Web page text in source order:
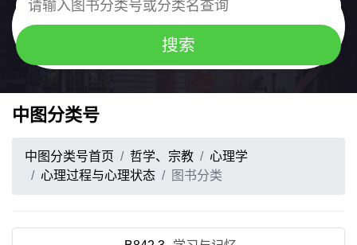
中图分类号
中图分类号首页 哲学、宗教
心理学
心理过程与心理状态
图书分类